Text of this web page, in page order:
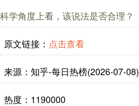
科学角度上看，该说法是否合理？
原文链接： 点击查看
来源：知乎-每日热榜(2026-07-08)
热度：1190000